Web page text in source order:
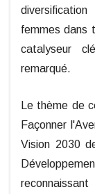
femmes dans
catalyseur
remarqué.
Le thème de
Façonner
Vision 2030